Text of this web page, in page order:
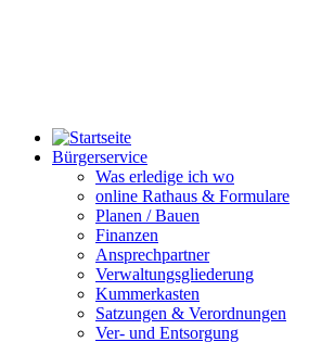
Bürgerservice
Was erledige ich wo
online Rathaus & Formulare
Planen / Bauen
Finanzen
Ansprechpartner
Verwaltungsgliederung
Kummerkasten
Satzungen & Verordnungen
Ver- und Entsorgung